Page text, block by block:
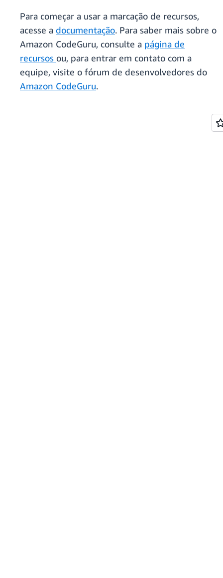
Para começar a usar a marcação de recursos,
acesse a documentação. Para saber mais sobre o
Amazon CodeGuru, consulte a página de
recursos ou, para entrar em contato com a
equipe, visite o fórum de desenvolvedores do
Amazon CodeGuru.